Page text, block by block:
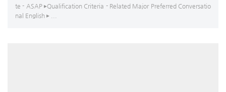
te - ASAP ▸Qualification Criteria - Related Major Preferred Conversatio
nal English ▸ ...